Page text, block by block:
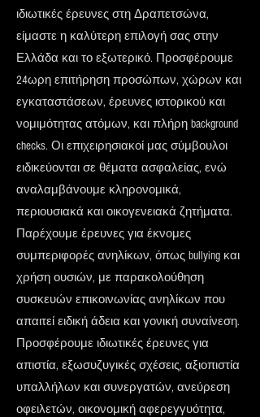
ιδιωτικές έρευνες στη Δραπετσώνα,
είμαστε η καλύτερη επιλογή σας στην
Ελλάδα και το εξωτερικό. Προσφέρουμε
24ωρη επιτήρηση προσώπων, χώρων και
εγκαταστάσεων, έρευνες ιστορικού και
νομιμότητας ατόμων, και πλήρη background
checks. Οι επιχειρησιακοί μας σύμβουλοι
ειδικεύονται σε θέματα ασφαλείας, ενώ
αναλαμβάνουμε κληρονομικά,
περιουσιακά και οικογενειακά ζητήματα.
Παρέχουμε έρευνες για έκνομες
συμπεριφορές ανηλίκων, όπως bullying και
χρήση ουσιών, με παρακολούθηση
συσκευών επικοινωνίας ανηλίκων που
απαιτεί ειδική άδεια και γονική συναίνεση.
Προσφέρουμε ιδιωτικές έρευνες για
απιστία, εξωσυζυγικές σχέσεις, αξιοπιστία
υπαλλήλων και συνεργατών, ανεύρεση
οφειλετών, οικονομική αφερεγγυότητα,